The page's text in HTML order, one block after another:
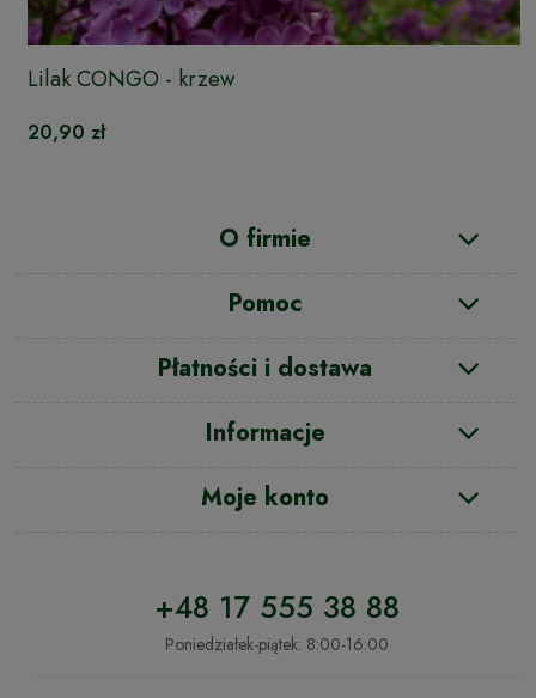
Lilak CONGO - krzew
20,90 zł
O firmie
Pomoc
Płatności i dostawa
Informacje
Moje konto
+48 17 555 38 88
Poniedziałek-piątek: 8:00-16:00